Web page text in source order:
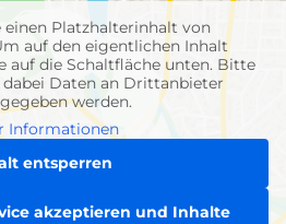
einen Platzhalterinhalt von
auf den eigentlichen Inhalt
auf die Schaltfläche unten. Bitte
dabei Daten an Drittanbieter
werden.
Informationen
entsperren
akzeptieren und Inhalte